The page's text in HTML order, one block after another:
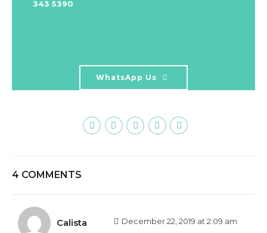
343 5390
WhatsApp Us
4 COMMENTS
Calista December 22, 2019 at 2:09 am